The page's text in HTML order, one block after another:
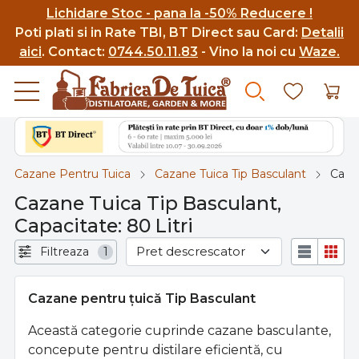
Lichidare Stoc - pana la -50% Reducere !
Poti plati si in Rate TBI, BT Direct sau Card: Detalii
aici. Contact: 0744.50.11.83 - Vino la noi cu Waze.
Cazane Pentru Tuica Cazane Tuica Tip Basculant
Cazane Tuica Tip Basculant,
Capacitate: 80 Litri
Filtreaza 1
Cazane pentru țuică Tip Basculant
Această categorie cuprinde cazane basculante,
concepute pentru distilare eficientă, cu